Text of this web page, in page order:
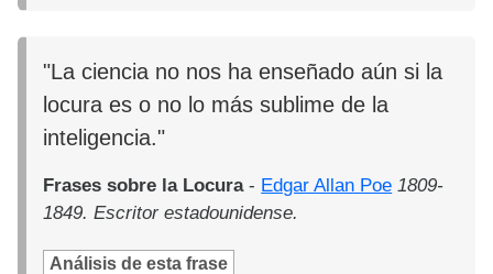
"La ciencia no nos ha enseñado aún si la
locura es o no lo más sublime de la
inteligencia."
Frases sobre la Locura- Edgar Allan Poe 1809-
1849. Escritor estadounidense.
Análisis de esta frase